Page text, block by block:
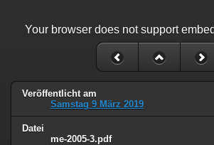
Your browser does not support
Veröffentlicht am
Samstag 9 März 2019
Datei
me-2005-3.pdf